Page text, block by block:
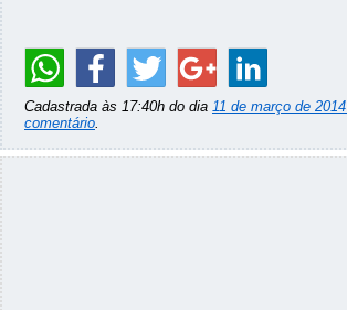
Cadastrada às 17:40h do dia 11 de março de 2014
comentário.